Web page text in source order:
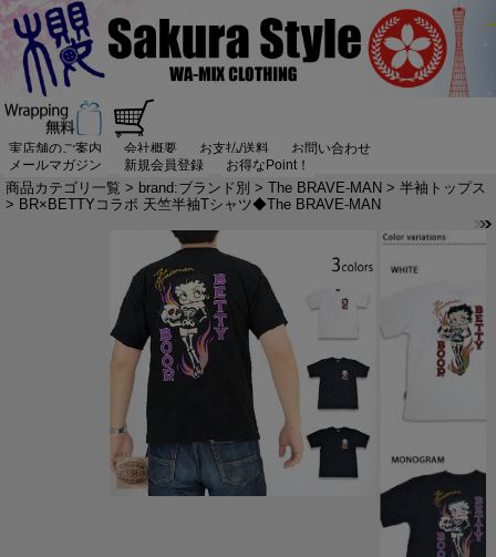
実店舗のご案内 会社概要 お支払/送料
お問い合わせ
メールマガジン
新規会員登録 お得なPoint！
商品カテゴリ一覧 > brand:ブランド別 > The BRAVE-MAN > 半袖トップス
> BR×BETTYコラボ 天竺半袖Tシャツ◆The BRAVE-MAN